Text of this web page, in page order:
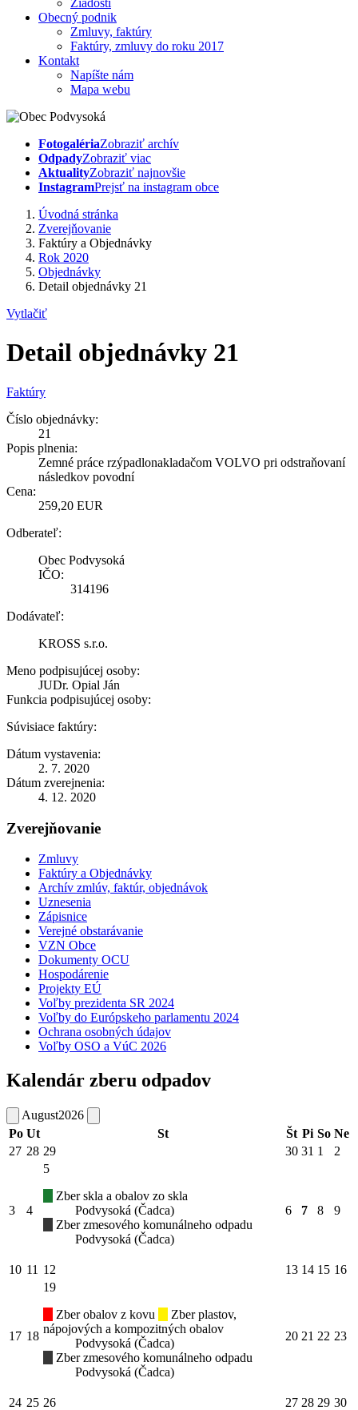
Žiadosti
Obecný podnik
Zmluvy, faktúry
Faktúry, zmluvy do roku 2017
Kontakt
Napíšte nám
Mapa webu
FotogalériaZobraziť archív
OdpadyZobraziť viac
AktualityZobraziť najnovšie
InstagramPrejsť na instagram obce
Úvodná stránka
Zverejňovanie
Faktúry a Objednávky
Rok 2020
Objednávky
Detail objednávky 21
Vytlačiť
Detail objednávky 21
Faktúry
Číslo objednávky:
21
Popis plnenia:
Zemné práce rzýpadlonakladačom VOLVO pri odstraňovaní
následkov povodní
Cena:
259,20 EUR
Odberateľ:
Obec Podvysoká
IČO:
314196
Dodávateľ:
KROSS s.r.o.
Meno podpisujúcej osoby:
JUDr. Opial Ján
Funkcia podpisujúcej osoby:
Súvisiace faktúry:
Dátum vystavenia:
2. 7. 2020
Dátum zverejnenia:
4. 12. 2020
Zverejňovanie
Zmluvy
Faktúry a Objednávky
Archív zmlúv, faktúr, objednávok
Uznesenia
Zápisnice
Verejné obstarávanie
VZN Obce
Dokumenty OCU
Hospodárenie
Projekty EÚ
Voľby prezidenta SR 2024
Voľby do Európskeho parlamentu 2024
Ochrana osobných údajov
Voľby OSO a VúC 2026
Kalendár zberu odpadov
August2026
Po Ut St Št Pi So Ne
27 28 29 30 31 1 2
3 4
5
Zber skla a obalov zo skla
Podvysoká (Čadca)
Zber zmesového komunálneho odpadu
Podvysoká (Čadca)
6 7 8 9
10 11 12 13 14 15 16
17 18
19
Zber obalov z kovu
Zber plastov,
nápojových a kompozitných obalov
Podvysoká (Čadca)
Zber zmesového komunálneho odpadu
Podvysoká (Čadca)
20 21 22 23
24 25 26 27 28 29 30